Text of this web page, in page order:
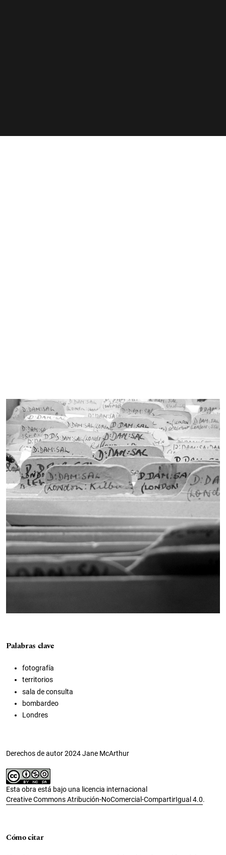
Imagen de portada
Palabras clave
fotografía
territorios
sala de consulta
bombardeo
Londres
Derechos de autor 2024 Jane McArthur
Esta obra está bajo una licencia internacional
Creative Commons Atribución-NoComercial-CompartirIgual 4.0.
Cómo citar